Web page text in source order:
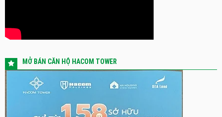
MỞ BÁN CĂN HỘ HACOM TOWER